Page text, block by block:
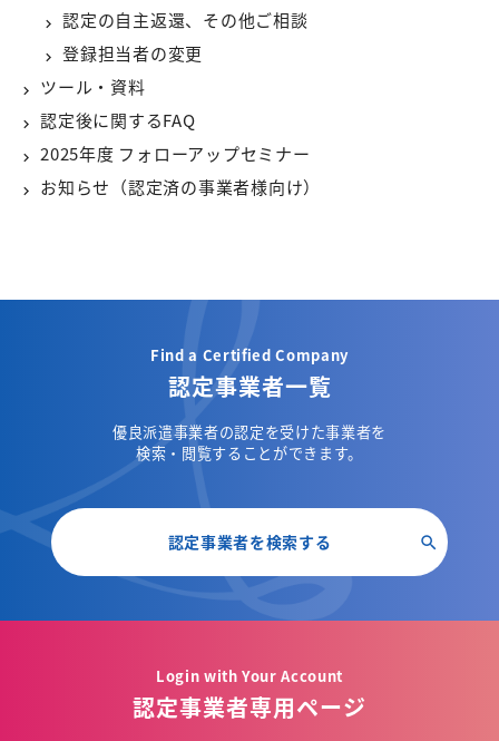
認定の自主返還、その他ご相談
登録担当者の変更
ツール・資料
認定後に関するFAQ
2025年度 フォローアップセミナー
お知らせ（認定済の事業者様向け）
Find a Certified Company
認定事業者一覧
優良派遣事業者の認定を受けた事業者を
検索・閲覧することができます。
認定事業者を検索する
Login with Your Account
認定事業者専用ページ